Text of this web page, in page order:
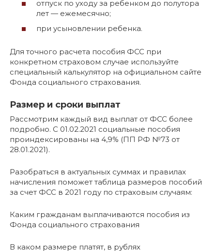
отпуск по уходу за ребенком до полутора
лет — ежемесячно;
при усыновлении ребенка.
Для точного расчета пособия ФСС при
конкретном страховом случае используйте
специальный калькулятор на официальном сайте
Фонда социального страхования.
Размер и сроки выплат
Рассмотрим каждый вид выплат от ФСС более
подробно. С 01.02.2021 социальные пособия
проиндексированы на 4,9% (ПП РФ №73 от
28.01.2021).
Разобраться в актуальных суммах и правилах
начисления поможет таблица размеров пособий
за счет ФСС в 2021 году по страховым случаям:
Каким гражданам выплачиваются пособия из
Фонда социального страхования
В каком размере платят, в рублях